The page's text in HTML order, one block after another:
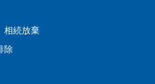
相続放棄
除